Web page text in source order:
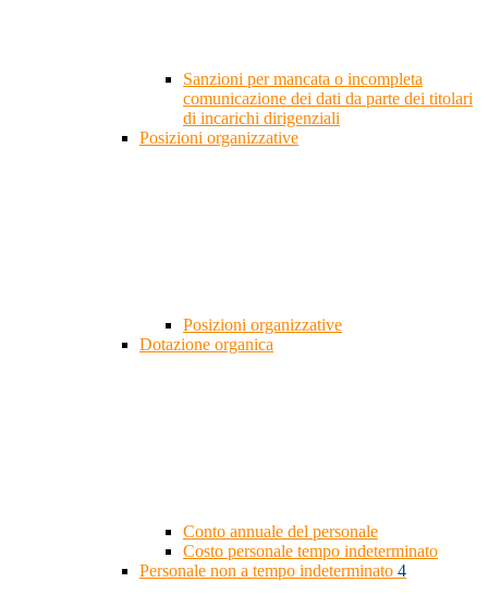
Sanzioni per mancata o incompleta
comunicazione dei dati da parte dei titolari
di incarichi dirigenziali
Posizioni organizzative
Posizioni organizzative
Dotazione organica
Conto annuale del personale
Costo personale tempo indeterminato
Personale non a tempo indeterminato 4